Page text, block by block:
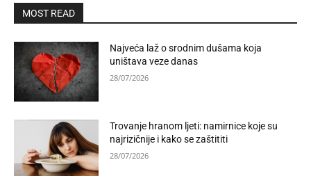
MOST READ
Najveća laž o srodnim dušama koja
uništava veze danas
28/07/2026
Trovanje hranom ljeti: namirnice koje su
najrizičnije i kako se zaštititi
28/07/2026